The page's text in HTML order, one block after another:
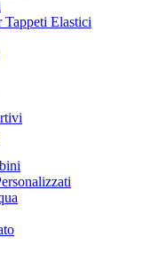
Tappeti Elastici